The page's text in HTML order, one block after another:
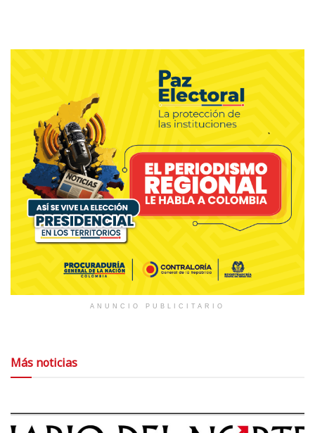
ANUNCIO PUBLICITARIO
Más noticias